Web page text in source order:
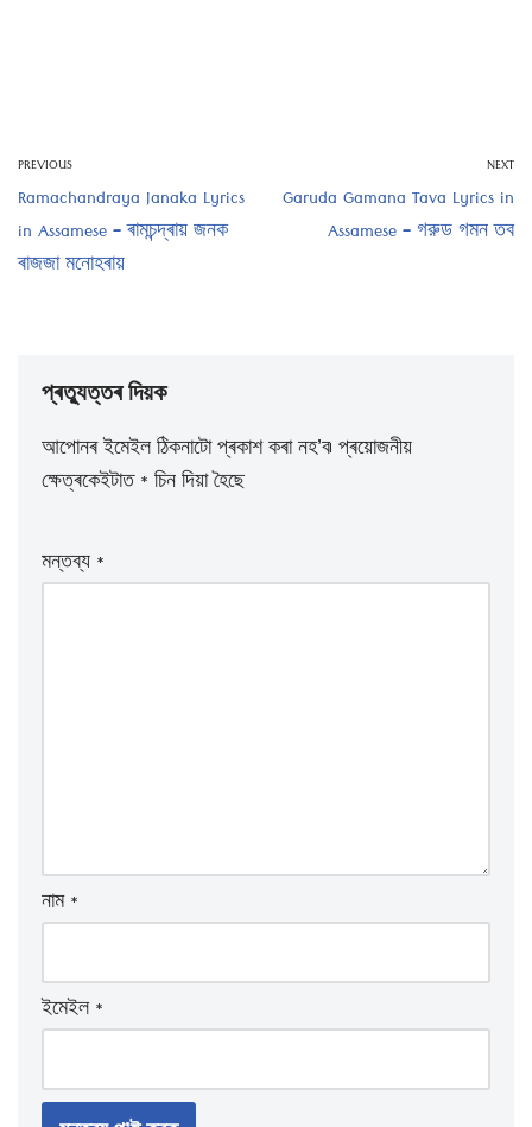
PREVIOUS
Ramachandraya Janaka Lyrics
in Assamese – ৰামচন্দ্ৰায় জনক
ৰাজজা মনোহৰায়
NEXT
Garuda Gamana Tava Lyrics in
Assamese – গরুড গমন তব
প্ৰত্যুত্তৰ দিয়ক
আপোনৰ ইমেইল ঠিকনাটো প্ৰকাশ কৰা নহ’ব। প্ৰয়োজনীয়
ক্ষেত্ৰকেইটাত* চিন দিয়া হৈছে
মন্তব্য *
নাম*
ইমেইল*